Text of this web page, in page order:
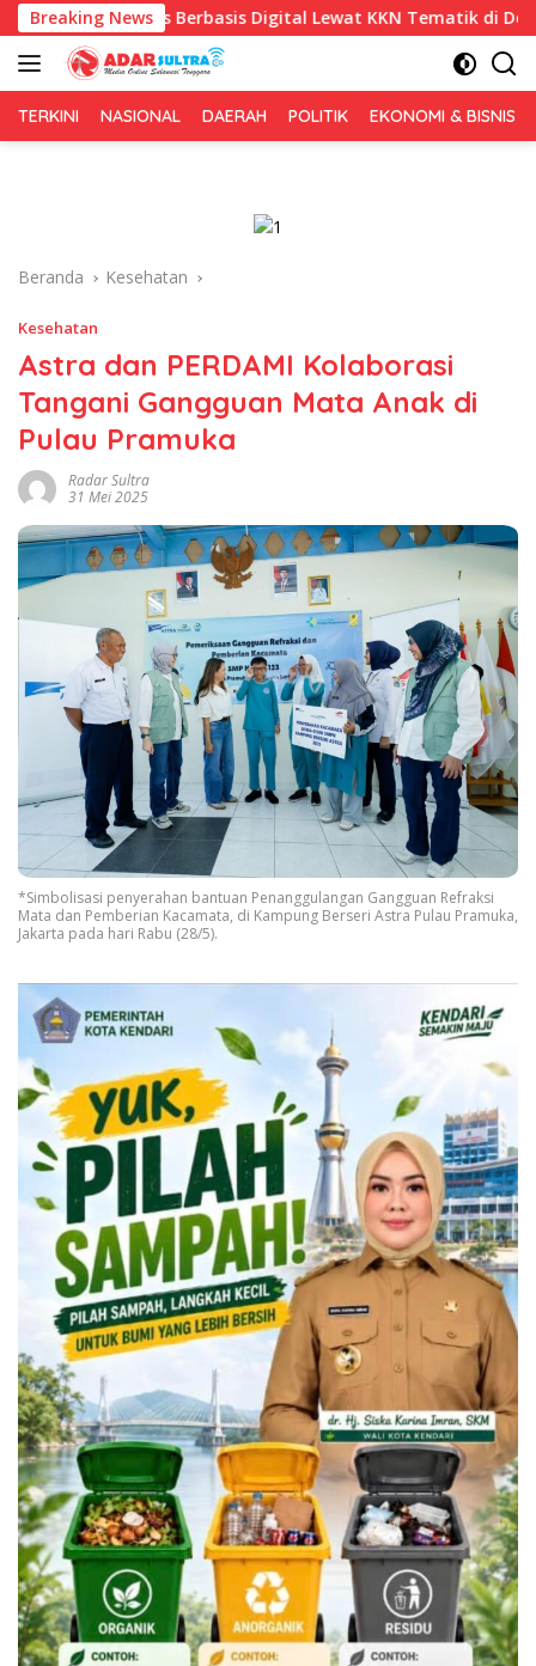
Langsung
ke
konten
Breaking News
Berbasis Digital Lewat KKN Tematik di Desa Alebo
TERKINI NASIONAL DAERAH POLITIK EKONOMI & BISNIS
Beranda Kesehatan
Kesehatan
Astra dan PERDAMI Kolaborasi
Tangani Gangguan Mata Anak di
Pulau Pramuka
Radar Sultra
31 Mei 2025
*Simbolisasi penyerahan bantuan Penanggulangan Gangguan Refraksi
Mata dan Pemberian Kacamata, di Kampung Berseri Astra Pulau Pramuka,
Jakarta pada hari Rabu (28/5).